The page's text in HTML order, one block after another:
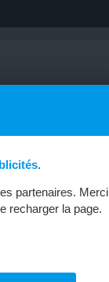
.
partenaires. Merci
recharger la page.